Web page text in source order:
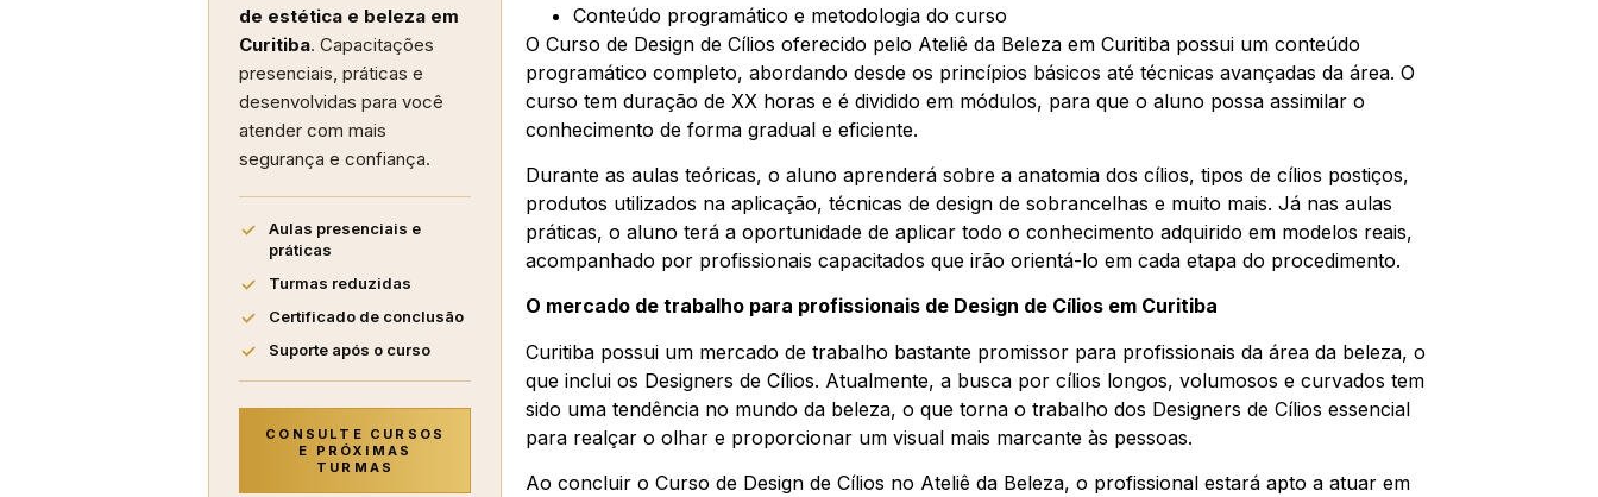
de estética e beleza em
Curitiba. Capacitações
presenciais, práticas e
desenvolvidas para você
atender com mais
segurança e confiança.
Aulas presenciais e
práticas
Turmas reduzidas
Certificado de conclusão
Suporte após o curso
CONSULTE CURSOS
E PRÓXIMAS
TURMAS
Conteúdo programático e metodologia do curso
O Curso de Design de Cílios oferecido pelo Ateliê da Beleza em Curitiba possui um conteúdo
programático completo, abordando desde os princípios básicos até técnicas avançadas da área. O
curso tem duração de XX horas e é dividido em módulos, para que o aluno possa assimilar o
conhecimento de forma gradual e eficiente.
Durante as aulas teóricas, o aluno aprenderá sobre a anatomia dos cílios, tipos de cílios postiços,
produtos utilizados na aplicação, técnicas de design de sobrancelhas e muito mais. Já nas aulas
práticas, o aluno terá a oportunidade de aplicar todo o conhecimento adquirido em modelos reais,
acompanhado por profissionais capacitados que irão orientá-lo em cada etapa do procedimento.
O mercado de trabalho para profissionais de Design de Cílios em Curitiba
Curitiba possui um mercado de trabalho bastante promissor para profissionais da área da beleza, o
que inclui os Designers de Cílios. Atualmente, a busca por cílios longos, volumosos e curvados tem
sido uma tendência no mundo da beleza, o que torna o trabalho dos Designers de Cílios essencial
para realçar o olhar e proporcionar um visual mais marcante às pessoas.
Ao concluir o Curso de Design de Cílios no Ateliê da Beleza, o profissional estará apto a atuar em